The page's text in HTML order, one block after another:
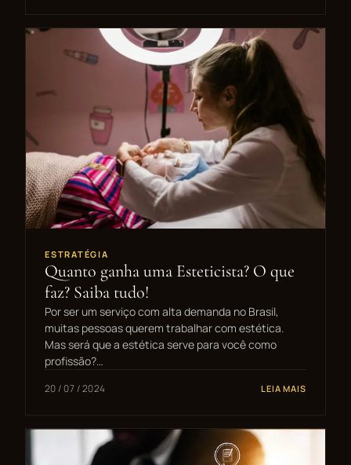
ESTRATÉGIA
Quanto ganha uma Esteticista? O que
faz? Saiba tudo!
Por ser um serviço com alta demanda no Brasil,
muitas pessoas querem trabalhar com estética.
Mas será que a estética serve para você como
profissão?…
20 / 07 / 2024 LEIA MAIS